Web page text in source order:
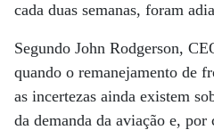
cada duas semanas, foram
Segundo John Rodgerson,
quando o remanejamento de
as incertezas ainda existem
da demanda da aviação e, por